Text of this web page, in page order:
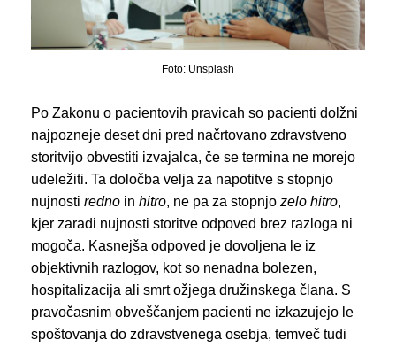
Foto: Unsplash
Po Zakonu o pacientovih pravicah so pacienti dolžni
najpozneje deset dni pred načrtovano zdravstveno
storitvijo obvestiti izvajalca, če se termina ne morejo
udeležiti. Ta določba velja za napotitve s stopnjo
nujnosti redno in hitro, ne pa za stopnjo zelo hitro,
kjer zaradi nujnosti storitve odpoved brez razloga ni
mogoča. Kasnejša odpoved je dovoljena le iz
objektivnih razlogov, kot so nenadna bolezen,
hospitalizacija ali smrt ožjega družinskega člana. S
pravočasnim obveščanjem pacienti ne izkazujejo le
spoštovanja do zdravstvenega osebja, temveč tudi